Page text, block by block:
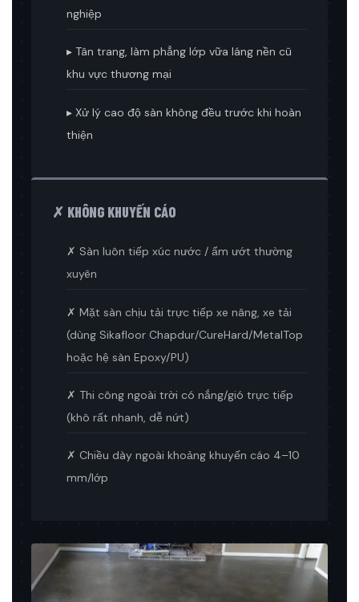
nghiệp
▸ Tân trang, làm phẳng lớp vữa láng nền cũ
khu vực thương mại
▸ Xử lý cao độ sàn không đều trước khi hoàn
thiện
✗ KHÔNG KHUYẾN CÁO
✗ Sàn luôn tiếp xúc nước / ẩm ướt thường
xuyên
✗ Mặt sàn chịu tải trực tiếp xe nâng, xe tải
(dùng Sikafloor Chapdur/CureHard/MetalTop
hoặc hệ sàn Epoxy/PU)
✗ Thi công ngoài trời có nắng/gió trực tiếp
(khô rất nhanh, dễ nứt)
✗ Chiều dày ngoài khoảng khuyến cáo 4–10
mm/lớp